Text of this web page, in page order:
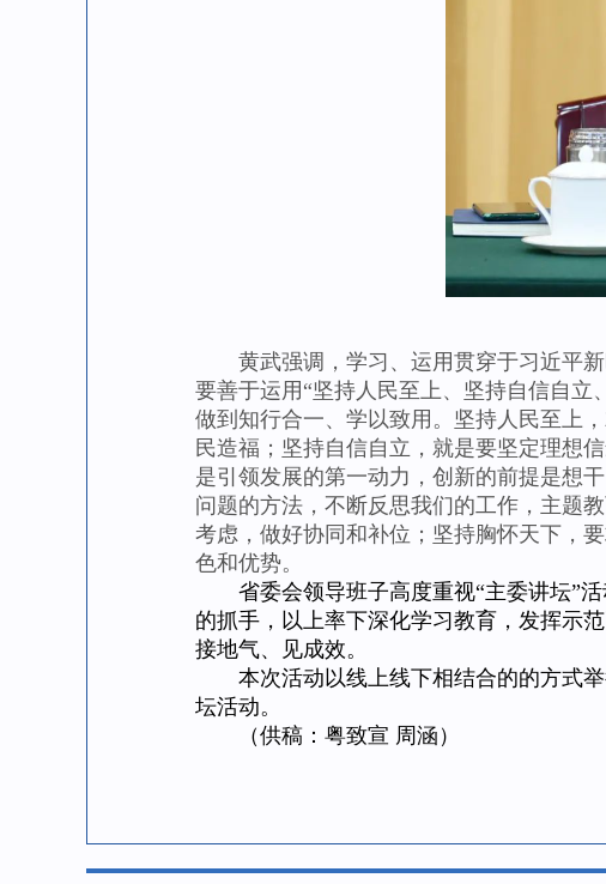
黄武强调，学习、运用贯穿于习近平新
要善于运用“坚持人民至上、坚持自信自立
做到知行合一、学以致用。坚持人民至上
民造福；坚持自信自立，就是要坚定理想
是引领发展的第一动力，创新的前提是想
问题的方法，不断反思我们的工作，主题
考虑，做好协同和补位；坚持胸怀天下，
色和优势。
省委会领导班子高度重视“主委讲坛”活
的抓手，以上率下深化学习教育，发挥示
接地气、见成效。
本次活动以线上线下相结合的的方式举
坛活动。
（供稿：粤致宣 周涵）